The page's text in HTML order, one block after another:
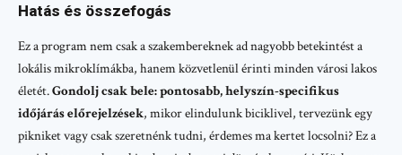
Hatás és összefogás
Ez a program nem csak a szakembereknek ad nagyobb betekintést a
lokális mikroklímákba, hanem közvetlenül érinti minden városi lakos
életét.Gondolj csak bele: pontosabb, helyszín-specifikus
időjárás előrejelzések, mikor elindulunk biciklivel, tervezünk egy
pikniket vagy csak szeretnénk tudni, érdemes ma kertet locsolni? Ez a